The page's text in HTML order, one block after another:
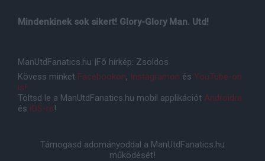
Mindenkinek sok sikert! Glory-Glory Man. Utd!
ManUtdFanatics.hu |Fõ hírkép: Zsoldos
Kövess minket Facebookon, Instagramon és YouTube-on
is!
Töltsd le a ManUtdFanatics.hu mobil applikációt Androidra
és iOS-re!
Támogasd adományoddal a ManUtdFanatics.hu
működését!